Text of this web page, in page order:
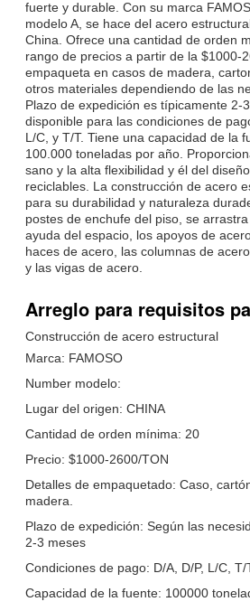
fuerte y durable. Con su marca
modelo A, se hace del acero
China. Ofrece una cantidad de orden
rango de precios a partir de la $1000-
empaqueta en casos de madera,
otros materiales dependiendo de las
Plazo de expedición es típicamente 2-
disponible para las condiciones de
L/C, y T/T. Tiene una capacidad de la
100.000 toneladas por año.
sano y la alta flexibilidad y él del
reciclables. La construcción de acero
para su durabilidad y naturaleza
postes de enchufe del piso, se
ayuda del espacio, los apoyos de
haces de acero, las columnas de
y las vigas de acero.
Arreglo para requisitos
Construcción de acero estructural
Marca: FAMOSO
Number modelo:
Lugar del origen: CHINA
Cantidad de orden mínima: 20
Precio: $1000-2600/TON
Detalles de empaquetado: Caso,
madera.
Plazo de expedición: Según las
2-3 meses
Condiciones de pago: D/A, D/P, L/C, T/
Capacidad de la fuente: 100000